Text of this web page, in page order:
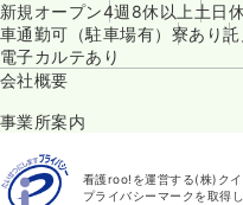
新規オープン4週8休以上 土日
車通勤可（駐車場有） 寮あり託
電子カルテあり
会社概要
事業所案内
看護roo!を運営する(株)ク
プライバシーマークを取得し